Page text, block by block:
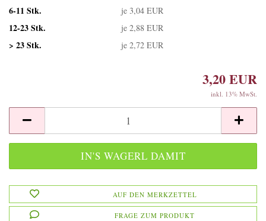
6-11 Stk. je 3,04 EUR
12-23 Stk. je 2,88 EUR
> 23 Stk. je 2,72 EUR
3,20 EUR
inkl. 13% MwSt.
AUF DEN MERKZETTEL
FRAGE ZUM PRODUKT